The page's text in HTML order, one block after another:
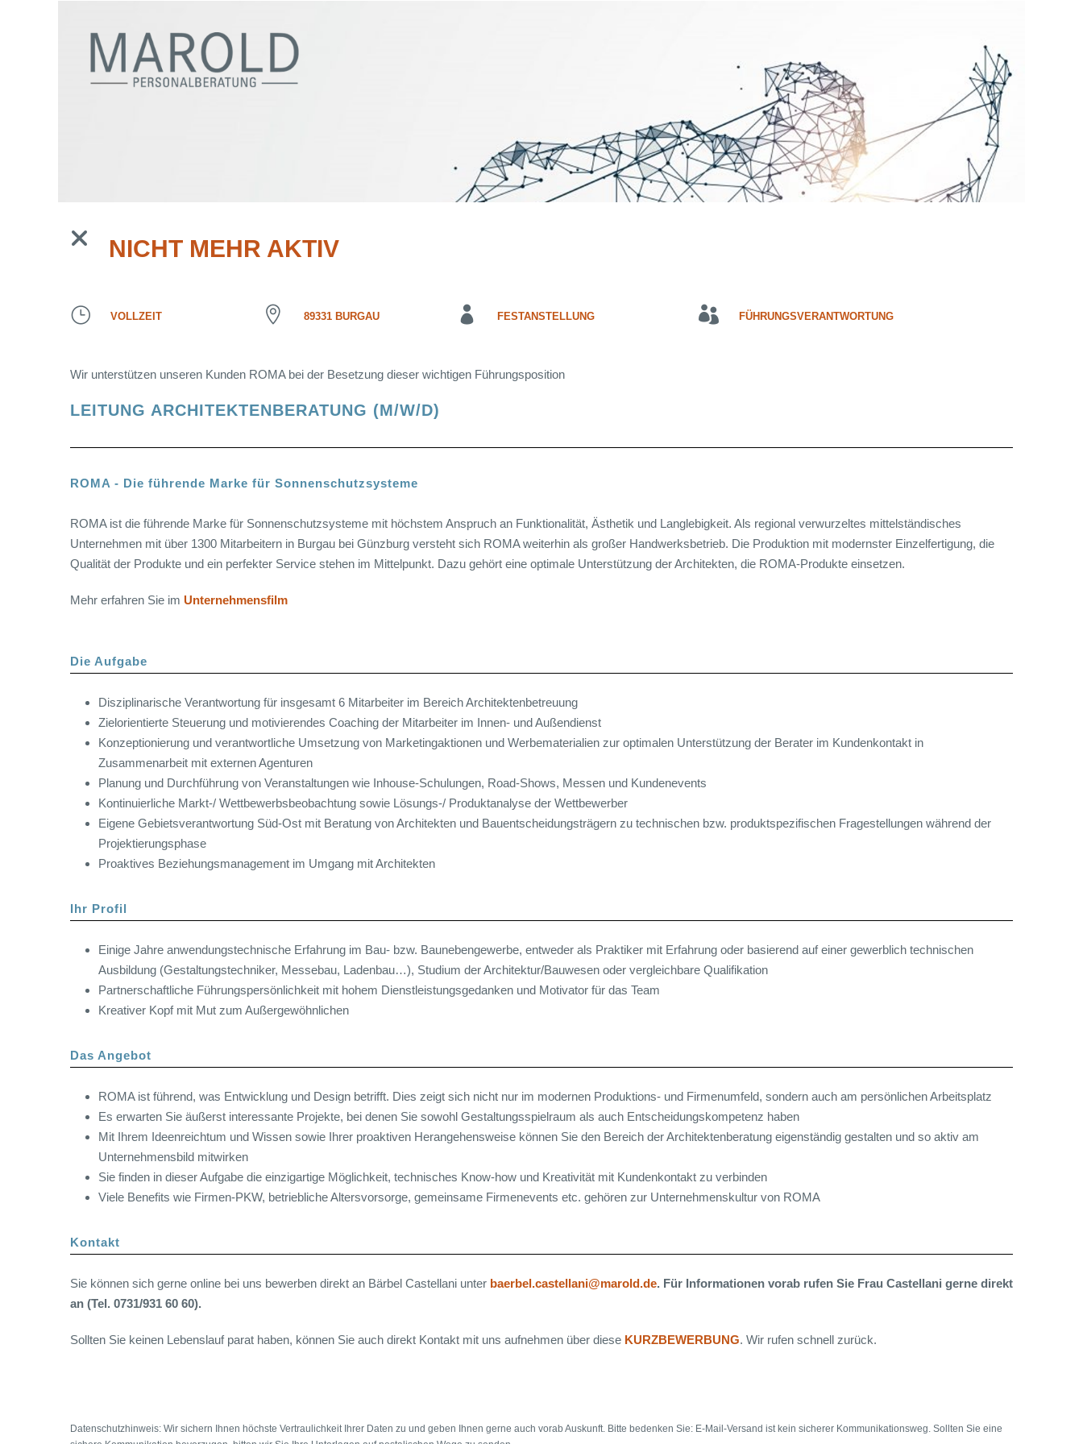
NICHT MEHR AKTIV
VOLLZEIT 89331 BURGAU FESTANSTELLUNG FÜHRUNGSVERANTWORTUNG
Wir unterstützen unseren Kunden ROMA bei der Besetzung dieser wichtigen Führungsposition
LEITUNG ARCHITEKTENBERATUNG (M/W/D)
ROMA - Die führende Marke für Sonnenschutzsysteme
ROMA ist die führende Marke für Sonnenschutzsysteme mit höchstem Anspruch an Funktionalität, Ästhetik und Langlebigkeit. Als regional verwurzeltes mittelständisches
Unternehmen mit über 1300 Mitarbeitern in Burgau bei Günzburg versteht sich ROMA weiterhin als großer Handwerksbetrieb. Die Produktion mit modernster Einzelfertigung, die
Qualität der Produkte und ein perfekter Service stehen im Mittelpunkt. Dazu gehört eine optimale Unterstützung der Architekten, die ROMA-Produkte einsetzen.
Mehr erfahren Sie im Unternehmensfilm
Die Aufgabe
Disziplinarische Verantwortung für insgesamt 6 Mitarbeiter im Bereich Architektenbetreuung
Zielorientierte Steuerung und motivierendes Coaching der Mitarbeiter im Innen- und Außendienst
Konzeptionierung und verantwortliche Umsetzung von Marketingaktionen und Werbematerialien zur optimalen Unterstützung der Berater im Kundenkontakt in
Zusammenarbeit mit externen Agenturen
Planung und Durchführung von Veranstaltungen wie Inhouse-Schulungen, Road-Shows, Messen und Kundenevents
Kontinuierliche Markt-/ Wettbewerbsbeobachtung sowie Lösungs-/ Produktanalyse der Wettbewerber
Eigene Gebietsverantwortung Süd-Ost mit Beratung von Architekten und Bauentscheidungsträgern zu technischen bzw. produktspezifischen Fragestellungen während der
Projektierungsphase
Proaktives Beziehungsmanagement im Umgang mit Architekten
Ihr Profil
Einige Jahre anwendungstechnische Erfahrung im Bau- bzw. Baunebengewerbe, entweder als Praktiker mit Erfahrung oder basierend auf einer gewerblich technischen
Ausbildung (Gestaltungstechniker, Messebau, Ladenbau…), Studium der Architektur/Bauwesen oder vergleichbare Qualifikation
Partnerschaftliche Führungspersönlichkeit mit hohem Dienstleistungsgedanken und Motivator für das Team
Kreativer Kopf mit Mut zum Außergewöhnlichen
Das Angebot
ROMA ist führend, was Entwicklung und Design betrifft. Dies zeigt sich nicht nur im modernen Produktions- und Firmenumfeld, sondern auch am persönlichen Arbeitsplatz
Es erwarten Sie äußerst interessante Projekte, bei denen Sie sowohl Gestaltungsspielraum als auch Entscheidungskompetenz haben
Mit Ihrem Ideenreichtum und Wissen sowie Ihrer proaktiven Herangehensweise können Sie den Bereich der Architektenberatung eigenständig gestalten und so aktiv am
Unternehmensbild mitwirken
Sie finden in dieser Aufgabe die einzigartige Möglichkeit, technisches Know-how und Kreativität mit Kundenkontakt zu verbinden
Viele Benefits wie Firmen-PKW, betriebliche Altersvorsorge, gemeinsame Firmenevents etc. gehören zur Unternehmenskultur von ROMA
Kontakt
Sie können sich gerne online bei uns bewerben direkt an Bärbel Castellani unter baerbel.castellani@marold.de. Für Informationen vorab rufen Sie Frau Castellani gerne direkt
an (Tel. 0731/931 60 60).
Sollten Sie keinen Lebenslauf parat haben, können Sie auch direkt Kontakt mit uns aufnehmen über diese KURZBEWERBUNG. Wir rufen schnell zurück.
Datenschutzhinweis: Wir sichern Ihnen höchste Vertraulichkeit Ihrer Daten zu und geben Ihnen gerne auch vorab Auskunft. Bitte bedenken Sie: E-Mail-Versand ist kein sicherer Kommunikationsweg. Sollten Sie eine